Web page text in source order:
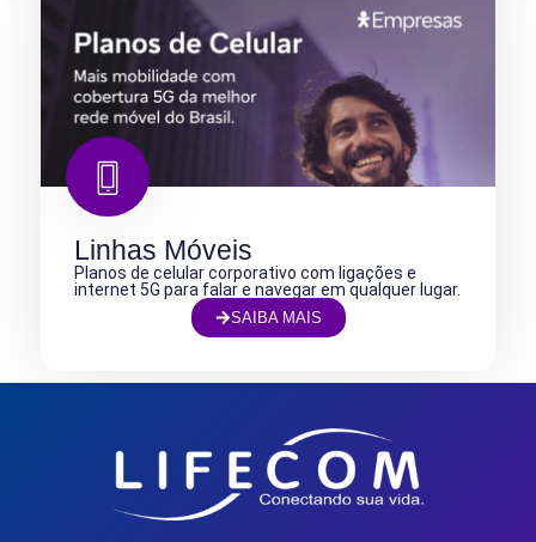
Linhas Móveis
Planos de celular corporativo com ligações e
internet 5G para falar e navegar em qualquer lugar.
SAIBA MAIS